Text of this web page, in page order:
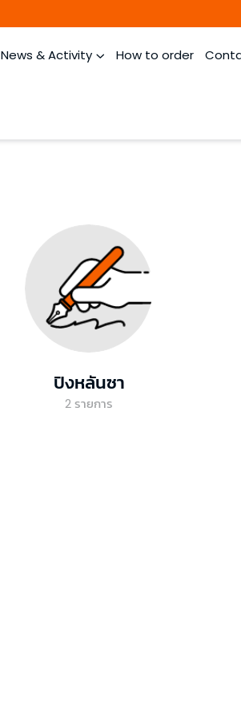
News & Activity How to order
ปิงหลันซา
2รายการ